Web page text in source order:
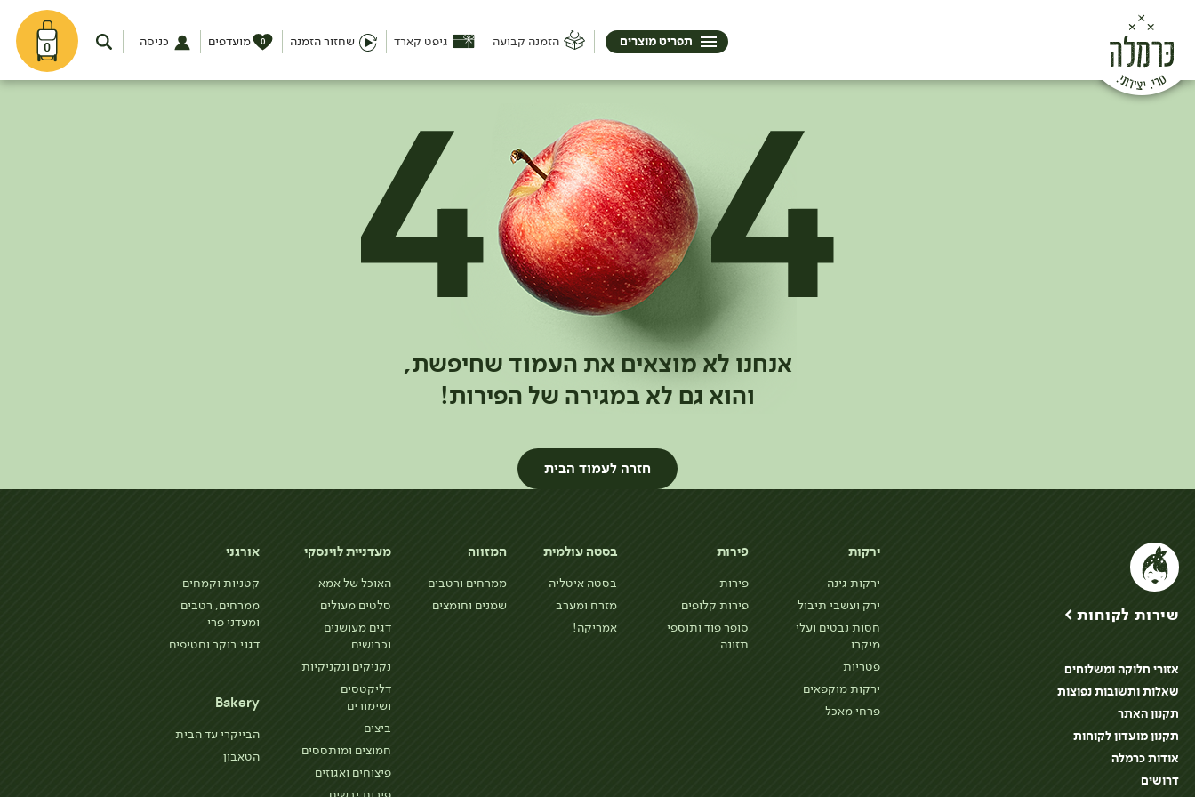
0 הזמנה קבועה גיפט קארד שחזור הזמנה מועדפים 0 כניסה תפריט מוצרים
אנחנו לא מוצאים את העמוד שחיפשת,
והוא גם לא במגירה של הפירות!
חזרה לעמוד הבית
ירקות
ירקות גינה
ירק ועשבי תיבול
חסות נבטים ועלי
מיקרו
פטריות
ירקות מוקפאים
פרחי מאכל
פירות
פירות
פירות קלופים
סופר פוד ותוספי
תזונה
בסטה עולמית
בסטה איטליה
מזרח ומערב
אמריקה!
המזווה
ממרחים ורטבים
שמנים וחומצים
מעדניית לוינסקי
האוכל של אמא
סלטים מעולים
דגים מעושנים
וכבושים
נקניקים ונקניקיות
דליקטסים
ושימורים
ביצים
חמוצים ומותססים
פיצוחים ואגוזים
אורגני
קטניות וקמחים
ממרחים, רטבים
ומעדני פרי
דגני בוקר וחטיפים
Bakery
הבייקרי עד הבית
הטאבון
שירות לקוחות >
אזורי חלוקה ומשלוחים
שאלות ותשובות נפוצות
תקנון האתר
תקנון מועדון לקוחות
אודות כרמלה
דרושים